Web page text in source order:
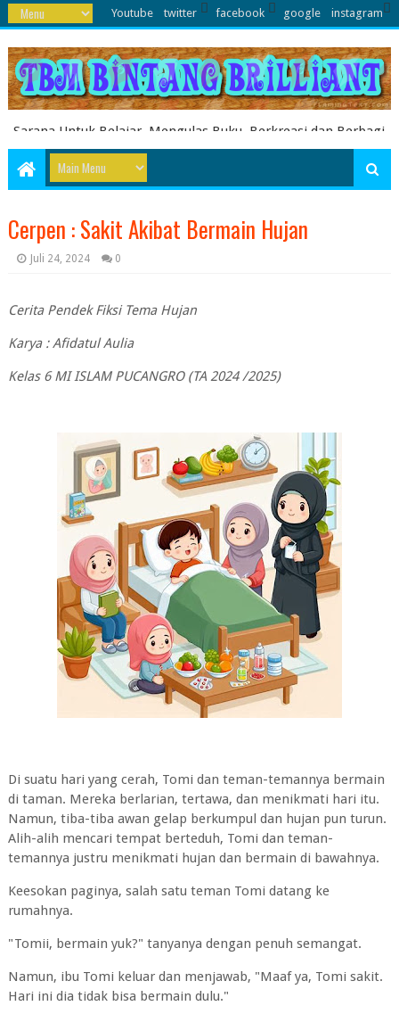
Youtube twitter facebook google instagram
Sarana Untuk Belajar, Mengulas Buku, Berkreasi dan Berbagi
Pengetahuan serta Energi Literasi Berbagai soal ujian sekolah
dasar juga dibahas disini
Cerpen : Sakit Akibat Bermain Hujan
Juli 24, 2024 0
Cerita Pendek Fiksi Tema Hujan
Karya : Afidatul Aulia
Kelas 6 MI ISLAM PUCANGRO (TA 2024 /2025)
Di suatu hari yang cerah, Tomi dan teman-temannya bermain
di taman. Mereka berlarian, tertawa, dan menikmati hari itu.
Namun, tiba-tiba awan gelap berkumpul dan hujan pun turun.
Alih-alih mencari tempat berteduh, Tomi dan teman-
temannya justru menikmati hujan dan bermain di bawahnya.
Keesokan paginya, salah satu teman Tomi datang ke
rumahnya.
"Tomii, bermain yuk?" tanyanya dengan penuh semangat.
Namun, ibu Tomi keluar dan menjawab, "Maaf ya, Tomi sakit.
Hari ini dia tidak bisa bermain dulu."